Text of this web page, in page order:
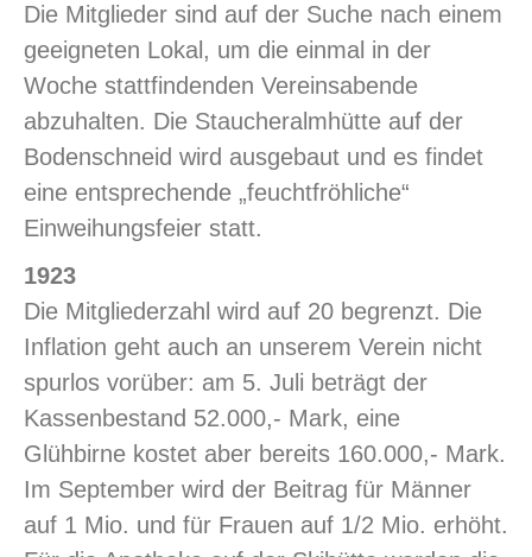
Die Mitglieder sind auf der Suche nach einem
geeigneten Lokal, um die einmal in der
Woche stattfindenden Vereinsabende
abzuhalten. Die Staucheralmhütte auf der
Bodenschneid wird ausgebaut und es findet
eine entsprechende „feuchtfröhliche“
Einweihungsfeier statt.
1923
Die Mitgliederzahl wird auf 20 begrenzt. Die
Inflation geht auch an unserem Verein nicht
spurlos vorüber: am 5. Juli beträgt der
Kassenbestand 52.000,- Mark, eine
Glühbirne kostet aber bereits 160.000,- Mark.
Im September wird der Beitrag für Männer
auf 1 Mio. und für Frauen auf 1/2 Mio. erhöht.